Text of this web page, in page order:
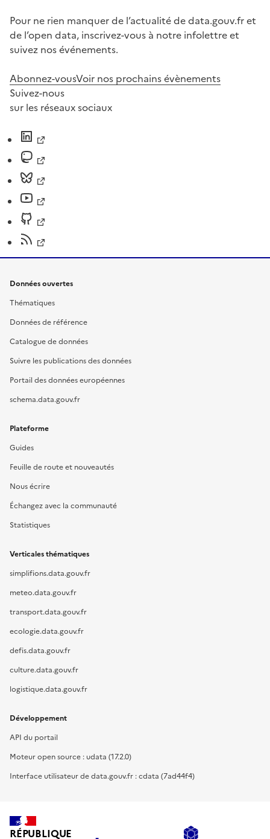
Pour ne rien manquer de l’actualité de data.gouv.fr et
de l’open data, inscrivez-vous à notre infolettre et
suivez nos événements.
Abonnez-vousVoir nos prochains évènements
Suivez-nous
sur les réseaux sociaux
Données ouvertes
Thématiques
Données de référence
Catalogue de données
Suivre les publications des données
Portail des données européennes
schema.data.gouv.fr
Plateforme
Guides
Feuille de route et nouveautés
Nous écrire
Échangez avec la communauté
Statistiques
Verticales thématiques
simplifions.data.gouv.fr
meteo.data.gouv.fr
transport.data.gouv.fr
ecologie.data.gouv.fr
defis.data.gouv.fr
culture.data.gouv.fr
logistique.data.gouv.fr
Développement
API du portail
Moteur open source : udata (17.2.0)
Interface utilisateur de data.gouv.fr : cdata (7ad44f4)
RÉPUBLIQUE